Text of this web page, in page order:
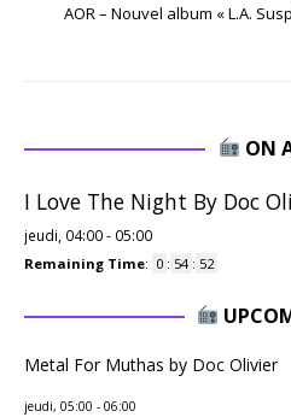
AOR – Nouvel album « L.A.
ON
I Love The Night By Doc
jeudi, 04:00- 05:00
Remaining Time: 0 : 54 : 51
Metal For Muthas by Doc Olivier
jeudi, 05:00 - 06:00